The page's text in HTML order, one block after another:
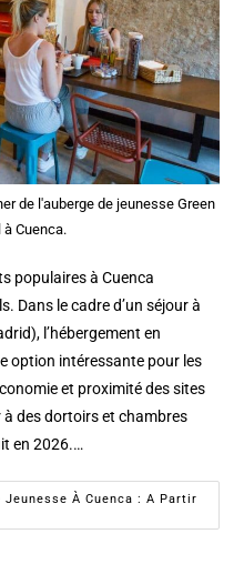
de l'auberge de jeunesse Green
à Cuenca.
populaires à Cuenca
Dans le cadre d’un séjour à
l’hébergement en
option intéressante pour les
et proximité des sites
à des dortoirs et chambres
en 2026.…
Jeunesse À Cuenca : A Partir